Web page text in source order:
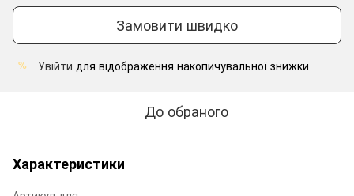
Замовити швидко
% Увійти для відображення накопичувальної знижки
До обраного
Характеристики